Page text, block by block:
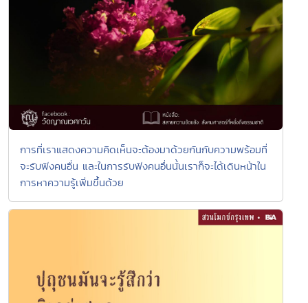
การที่เราแสดงความคิดเห็นจะต้องมาด้วยกันกับความพร้อมที่
จะรับฟังคนอื่น และในการรับฟังคนอื่นนั้นเราก็จะได้เดินหน้าใน
การหาความรู้เพิ่มขึ้นด้วย